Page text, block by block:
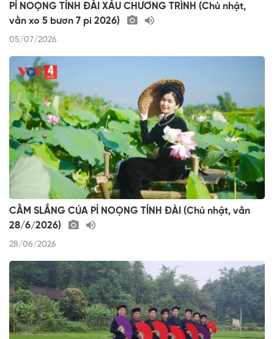
PỈ NOỌNG TỈNH ĐÀI XÁU CHƯƠNG TRÌNH (Chủ nhật,
vằn xo 5 bươn 7 pi 2026)
05/07/2026
CẰM SLẮNG CÚA PỈ NOỌNG TỈNH ĐÀI (Chủ nhật, vằn
28/6/2026)
28/06/2026